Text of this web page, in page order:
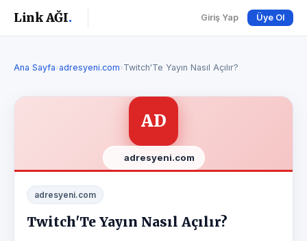
Link AĞI. Giriş Yap Üye Ol
Ana Sayfa›adresyeni.com›Twitch'Te Yayın Nasıl Açılır?
AD
adresyeni.com
adresyeni.com
Twitch'Te Yayın Nasıl Açılır?